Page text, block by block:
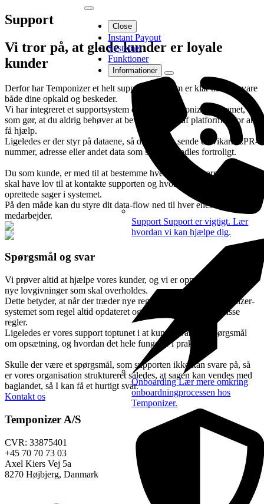
Close
Instant Payout
Systemet
Funktioner
Informationer
Support Support er vigtigt. Lær
hvordan vi kan hjælpe dig.
Onboarding Lær mere omkring
onboardningprocessen hos
Temponizer.
Support
Vi tror på, at glade kunder er loyale
kunder
Derfor har Temponizer et helt supportteam, som er klar til at besvare
både dine opkald og beskeder.
Vi har integreret et supportsystem direkte i Temponizer-systemet,
som gør, at du aldrig behøver at bevæge dig ud af platformen for at
få hjælp.
Ligeledes er der styr på dataene, så du frit kan sende en vikars CPR-
nummer, adresse eller andet data som skal behandles fortroligt.
Du som kunde, er med til at bestemme hvem der i din organisation,
skal have lov til at kontakte supporten og hvorvidt de må se allerede
oprettede sager i systemet.
På den måde kan du styre dit data-flow ned til hver eneste
medarbejder.
Spørgsmål og svar
Vi prøver altid at hjælpe vores kunder, og vi er opmærksomme på
nye lovgivninger som skal overholdes.
Dette betyder, at når der træder nye regler i kraft, så er Temponizer-
systemet som regel altid opdateret og klar til at understøtte disse
regler.
Ligeledes er vores support toptunet i at kunne svare på spørgsmål
om opsætning, og hvordan det hele fungerer i praksis.
Skulle der være et spørgsmål, som supporten ikke kan svare på, så
er vores organisation struktureret således, at sagen kan vendes med
baglandet, så I kan få et hurtigt svar.
Kontakt os
Temponizer A/S
CVR: 33875401
+45 70 70 73 03
Axel Kiers Vej 5a
8270 Højbjerg, Danmark